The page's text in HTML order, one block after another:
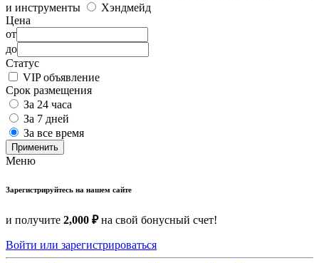
и инструменты
Хэндмейд
Цена
от
до
Статус
VIP объявление
Срок размещения
За 24 часа
За 7 дней
За все время
Применить
Меню
Зарегистрируйтесь на нашем сайте
и получите 2,000 ₽на свой бонусный счет!
Войти или зарегистрироваться